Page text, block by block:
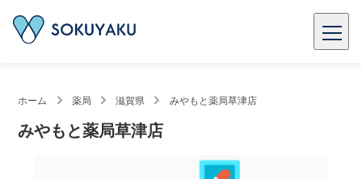
ホーム 薬局 滋賀県 みやもと薬局草津店
みやもと薬局草津店